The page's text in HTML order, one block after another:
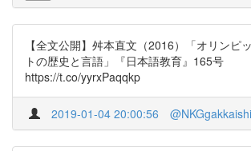
【全文公開】舛本直文（2016）「オリンピ
トの歴史と言語」『日本語教育』165号
https://t.co/yyrxPaqqkp
2019-01-04 20:00:56 @NKGgakkaishi